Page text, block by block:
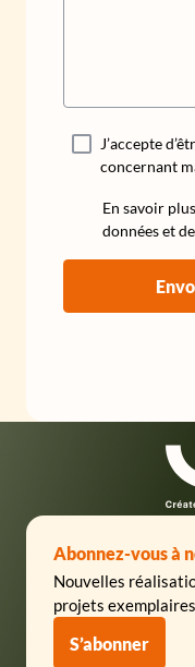
J’accepte
concernant
En savoir
données et
Abonnez-vous à
Nouvelles
projets
S’abonner